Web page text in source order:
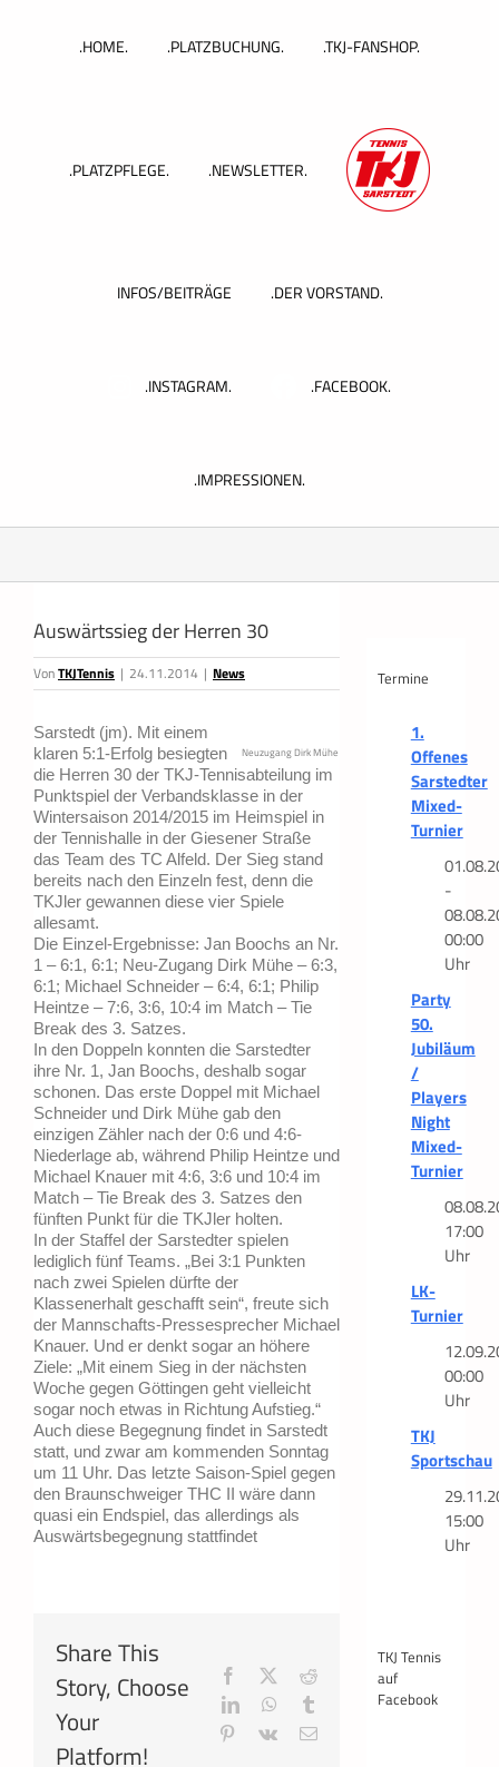
.HOME. .PLATZBUCHUNG. .TKJ-FANSHOP.
.PLATZPFLEGE. .NEWSLETTER.
INFOS/BEITRÄGE .DER VORSTAND.
.INSTAGRAM. .FACEBOOK.
.IMPRESSIONEN.
grösseres
Bild
Auswärtssieg der Herren 30
VonTKJTennis | 24.11.2014 | News
Neuzugang Dirk Mühe
Sarstedt (jm). Mit einem
klaren 5:1-Erfolg besiegten
die Herren 30 der TKJ-Tennisabteilung im
Punktspiel der Verbandsklasse in der
Wintersaison 2014/2015 im Heimspiel in
der Tennishalle in der Giesener Straße
das Team des TC Alfeld. Der Sieg stand
bereits nach den Einzeln fest, denn die
TKJler gewannen diese vier Spiele
allesamt.
Die Einzel-Ergebnisse: Jan Boochs an Nr.
1 – 6:1, 6:1; Neu-Zugang Dirk Mühe – 6:3,
6:1; Michael Schneider – 6:4, 6:1; Philip
Heintze – 7:6, 3:6, 10:4 im Match – Tie
Break des 3. Satzes.
In den Doppeln konnten die Sarstedter
ihre Nr. 1, Jan Boochs, deshalb sogar
schonen. Das erste Doppel mit Michael
Schneider und Dirk Mühe gab den
einzigen Zähler nach der 0:6 und 4:6-
Niederlage ab, während Philip Heintze und
Michael Knauer mit 4:6, 3:6 und 10:4 im
Match – Tie Break des 3. Satzes den
fünften Punkt für die TKJler holten.
In der Staffel der Sarstedter spielen
lediglich fünf Teams. „Bei 3:1 Punkten
nach zwei Spielen dürfte der
Klassenerhalt geschafft sein“, freute sich
der Mannschafts-Pressesprecher Michael
Knauer. Und er denkt sogar an höhere
Ziele: „Mit einem Sieg in der nächsten
Woche gegen Göttingen geht vielleicht
sogar noch etwas in Richtung Aufstieg.“
Auch diese Begegnung findet in Sarstedt
statt, und zwar am kommenden Sonntag
um 11 Uhr. Das letzte Saison-Spiel gegen
den Braunschweiger THC II wäre dann
quasi ein Endspiel, das allerdings als
Auswärtsbegegnung stattfindet
Share This
Story, Choose
Your
Platform!
Facebook
Reddit
LinkedInWhatsApp
Pinterest
Vk
E-
Termine
1.
Offenes
Sarstedter
Mixed-
Turnier
-
00:00
Uhr
Party
50.
Jubiläum
/
Players
Night
Mixed-
Turnier
17:00
Uhr
LK-
Turnier
00:00
Uhr
TKJ
Sportschau
15:00
Uhr
TKJ Tennis
auf
Facebook